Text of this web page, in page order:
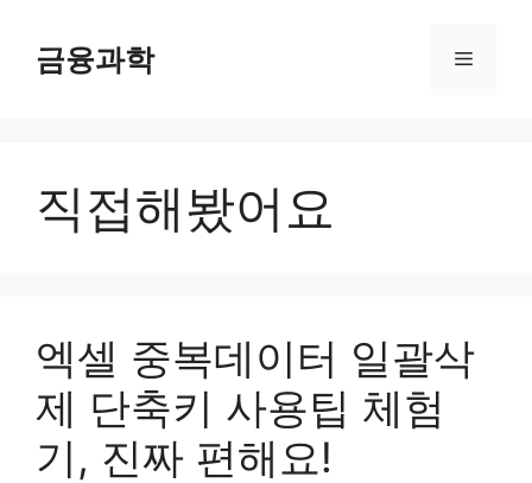
금융과학 메
직접해봤어요
엑셀 중복데이터 일괄삭
제 단축키 사용팁 체험
기, 진짜 편해요!